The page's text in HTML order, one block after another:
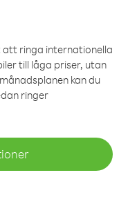
att ringa internationella
till låga priser, utan
kan du
ringer